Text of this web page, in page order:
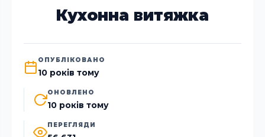
Кухонна витяжка
ОПУБЛІКОВАНО
10 років тому
ОНОВЛЕНО
10 років тому
ПЕРЕГЛЯДИ